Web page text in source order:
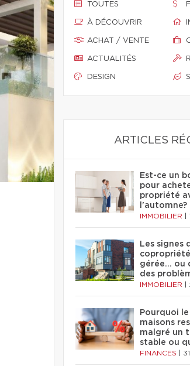
TOUTES
À DÉCOUVRIR
ACHAT / VENTE
ACTUALITÉS
DESIGN
ARTICLES
Est-ce un
pour
propriété
l'automne?
IMMOBILIER
Les signes
gérée… ou
des
IMMOBILIER
Pourquoi
maisons
malgré un
stable ou
FINANCES